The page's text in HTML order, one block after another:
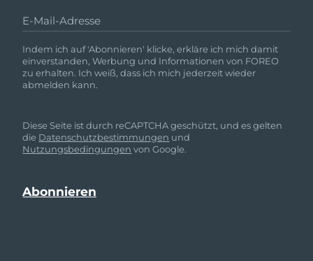
E-Mail-Adresse
Indem ich auf 'Abonnieren' klicke, erkläre ich mich damit
einverstanden, Werbung und Informationen von FOREO
zu erhalten. Ich weiß, dass ich mich jederzeit wieder
abmelden kann.
Diese Seite ist durch reCAPTCHA geschützt, und es gelten
die Datenschutzbestimmungen und
Nutzungsbedingungen von Google.